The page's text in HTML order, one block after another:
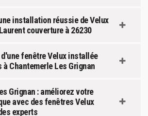
installation réussie de Velux
couverture à 26230
fenêtre Velux installée
à Chantemerle Les Grignan
Grignan : améliorez votre
avec des fenêtres Velux
experts